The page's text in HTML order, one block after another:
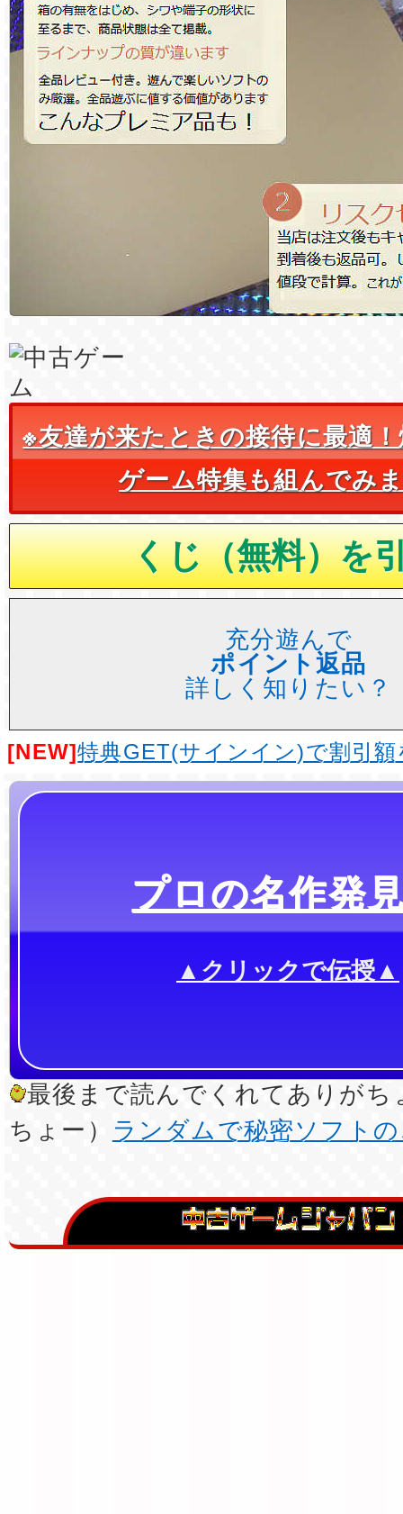
※友達が来たときの接待に最適
ゲーム特集も組んでみ
充分遊んで
ポイント返品
詳しく知りたい？
[NEW]特典GET(サインイン)で割引
プロの名作発
▲クリックで伝授▲
最後まで読んでくれてありがち
ちょー）
ランダムで秘密ソフト